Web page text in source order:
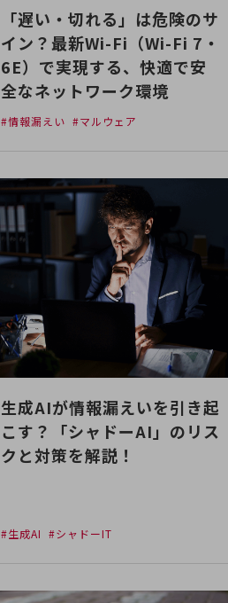
「遅い・切れる」は危険のサ
イン？最新Wi-Fi（Wi-Fi 7・
6E）で実現する、快適で安
全なネットワーク環境
#情報漏えい #マルウェア
生成AIが情報漏えいを引き起
こす？「シャドーAI」のリス
クと対策を解説！
#生成AI #シャドーIT